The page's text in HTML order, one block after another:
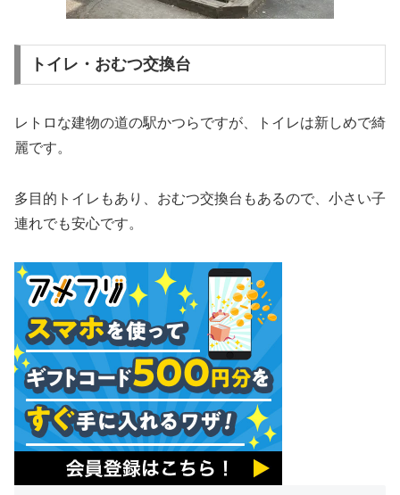
トイレ・おむつ交換台
レトロな建物の道の駅かつらですが、トイレは新しめで綺
麗です。
多目的トイレもあり、おむつ交換台もあるので、小さい子
連れでも安心です。